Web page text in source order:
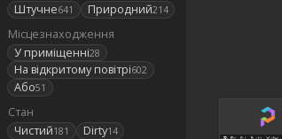
Штучне641 Природний214
Місцезнаходження
У приміщенні28
На відкритому повітрі602
Або51
Стан
Чистий181 Dirty14